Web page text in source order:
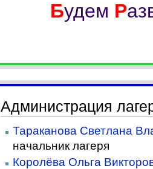
Будем Р
Администрация
Тараканова Светлана
начальник лагеря
Королёва Ольга